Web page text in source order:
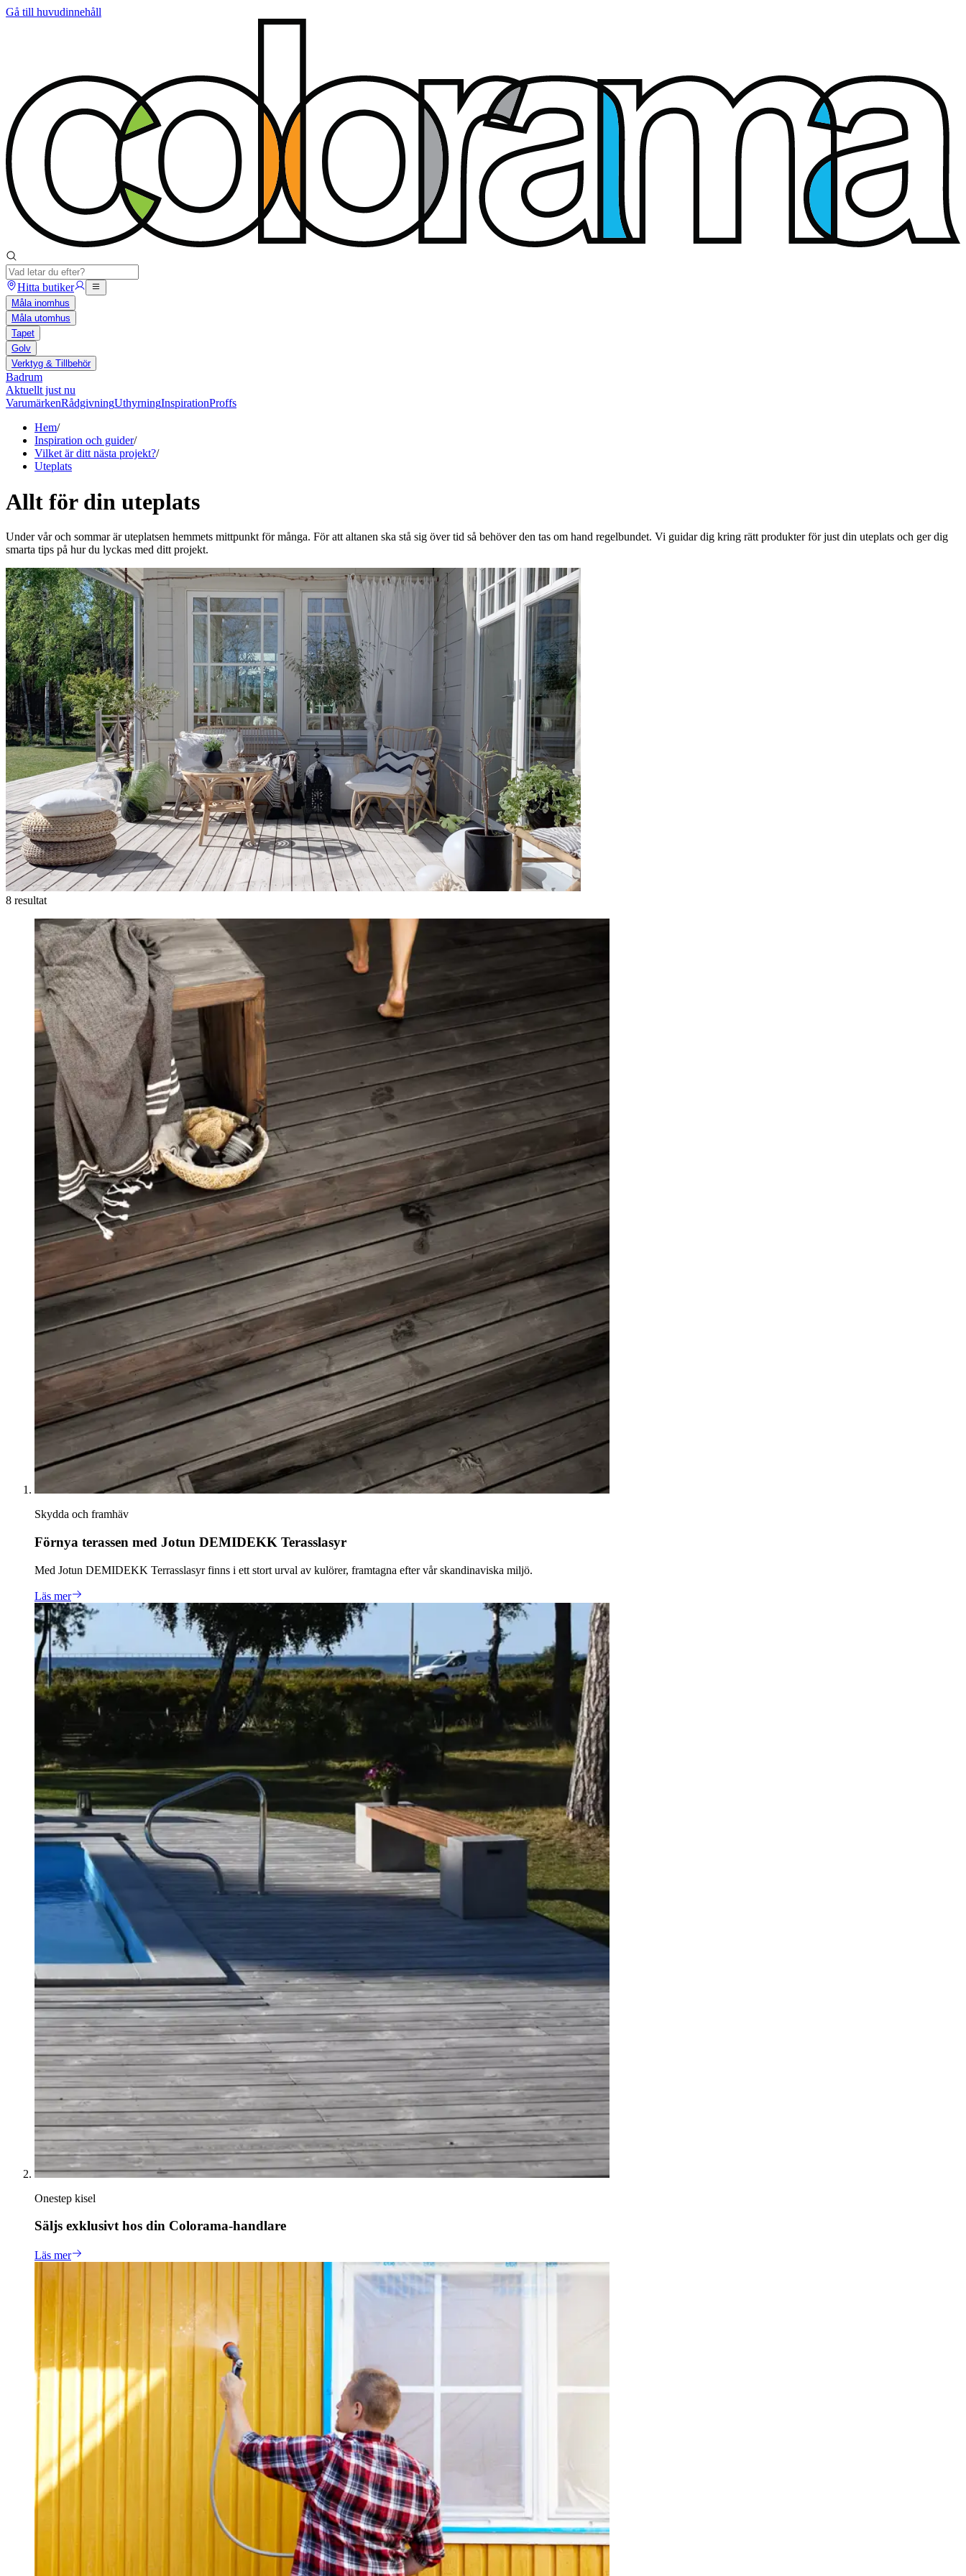
Gå till huvudinnehåll
Hitta butiker
Måla inomhus
Måla utomhus
Tapet
Golv
Verktyg & Tillbehör
Badrum
Aktuellt just nu
VarumärkenRådgivningUthyrningInspirationProffs
Hem/
Inspiration och guider/
Vilket är ditt nästa projekt?/
Uteplats
Allt för din uteplats
Under vår och sommar är uteplatsen hemmets mittpunkt för många. För att altanen ska stå sig över tid så behöver den tas om hand regelbundet. Vi guidar dig kring rätt produkter för just din uteplats och ger dig
smarta tips på hur du lyckas med ditt projekt.
8 resultat
Skydda och framhäv
Förnya terassen med Jotun DEMIDEKK Terasslasyr
Med Jotun DEMIDEKK Terrasslasyr finns i ett stort urval av kulörer, framtagna efter vår skandinaviska miljö.
Läs mer
Onestep kisel
Säljs exklusivt hos din Colorama-handlare
Läs mer